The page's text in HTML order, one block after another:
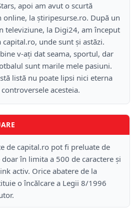
apoi am avut o scurtă
online, la ştiripesurse.ro. După un
televiziune, la Digi24, am început
capital.ro, unde sunt şi astăzi.
v-aţi dat seama, sportul, dar
sunt marile mele pasiuni.
listă nu poate lipsi nici eterna
acesteia.
de capital.ro pot fi preluate de
în limita a 500 de caractere și
activ. Orice abatere de la
o încălcare a Legii 8/1996